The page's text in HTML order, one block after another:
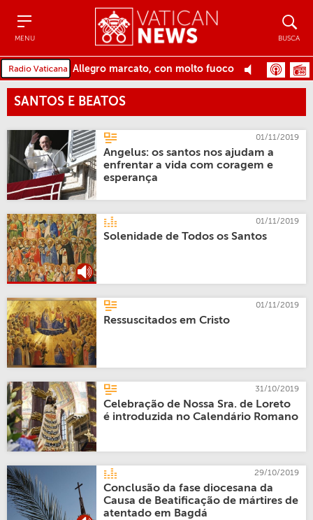
MENU BUSCA
Allegro marcato, con molto fuoco
SANTOS E BEATOS
01/11/2019
Angelus: os santos nos ajudam a
enfrentar a vida com coragem e
esperança
01/11/2019
Solenidade de Todos os Santos
01/11/2019
Ressuscitados em Cristo
31/10/2019
Celebração de Nossa Sra. de Loreto
é introduzida no Calendário Romano
29/10/2019
Conclusão da fase diocesana da
Causa de Beatificação de mártires de
atentado em Bagdá